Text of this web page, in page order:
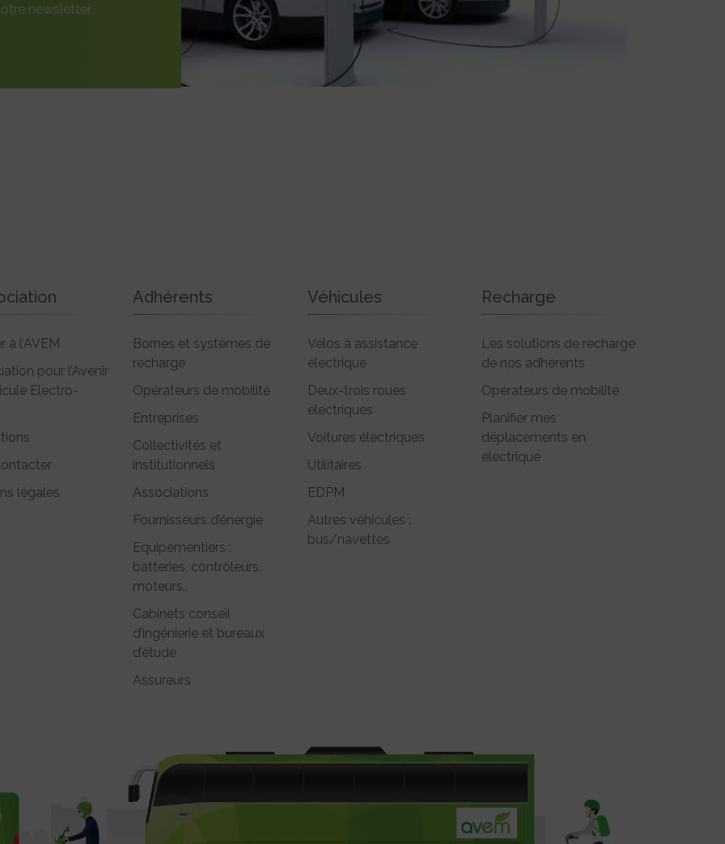
newsletter.
à l’AVEM
pour l’Avenir
Electro-
légales
Adhérents
Bornes et systèmes de
recharge
Opérateurs de mobilité
Entreprises
Collectivités et
institutionnels
Associations
Fournisseurs d’énergie
Equipementiers :
batteries, contrôleurs,
moteurs..
Cabinets conseil
d’ingénierie et bureaux
d’étude
Assureurs
Véhicules
Vélos à assistance
électrique
Deux-trois roues
électriques
Voitures électriques
Utilitaires
EDPM
Autres véhicules :
bus/navettes
Recharge
Les solutions de recharge
de nos adhérents
Opérateurs de mobilité
Planifier mes
déplacements en
électrique